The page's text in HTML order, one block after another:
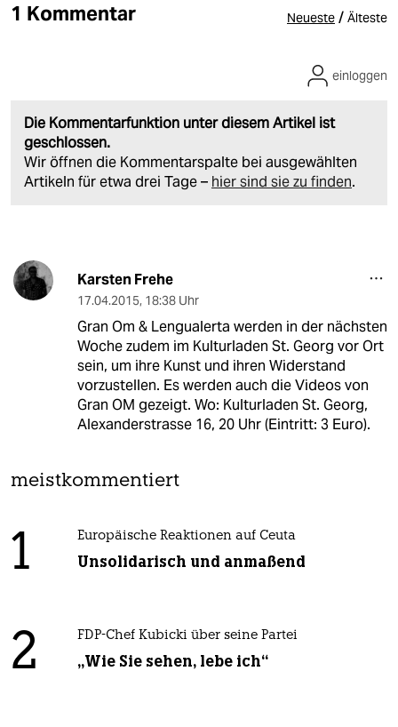
1 Kommentar Neueste / Älteste
Die Kommentarfunktion unter diesem Artikel ist
geschlossen.
Wir öffnen die Kommentarspalte bei ausgewählten
Artikeln für etwa drei Tage – hier sind sie zu finden.
einloggen
Karsten Frehe
17.04.2015, 18:38 Uhr
Gran Om & Lengualerta werden in der nächsten
Woche zudem im Kulturladen St. Georg vor Ort
sein, um ihre Kunst und ihren Widerstand
vorzustellen. Es werden auch die Videos von
Gran OM gezeigt. Wo: Kulturladen St. Georg,
Alexanderstrasse 16, 20 Uhr (Eintritt: 3 Euro).
meistkommentiert
1 Europäische Reaktionen auf Ceuta
Unsolidarisch und anmaßend
2 FDP-Chef Kubicki über seine Partei
„Wie Sie sehen, lebe ich“